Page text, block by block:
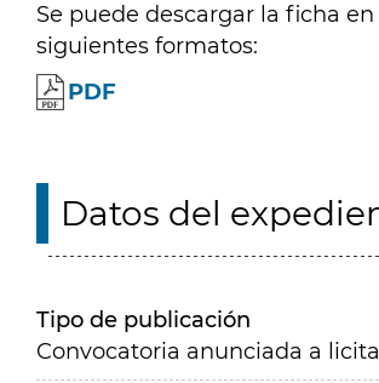
Se puede descargar la ficha en
siguientes formatos:
PDF
Datos del
Tipo de publicación
Convocatoria anunciada a